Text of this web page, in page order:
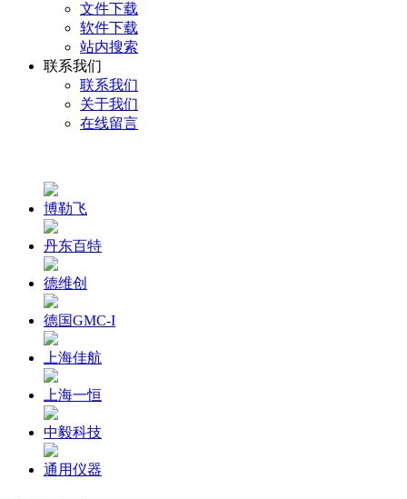
文件下载
软件下载
站内搜索
联系我们
联系我们
关于我们
在线留言
博勒飞
丹东百特
德维创
德国GMC-I
上海佳航
上海一恒
中毅科技
通用仪器